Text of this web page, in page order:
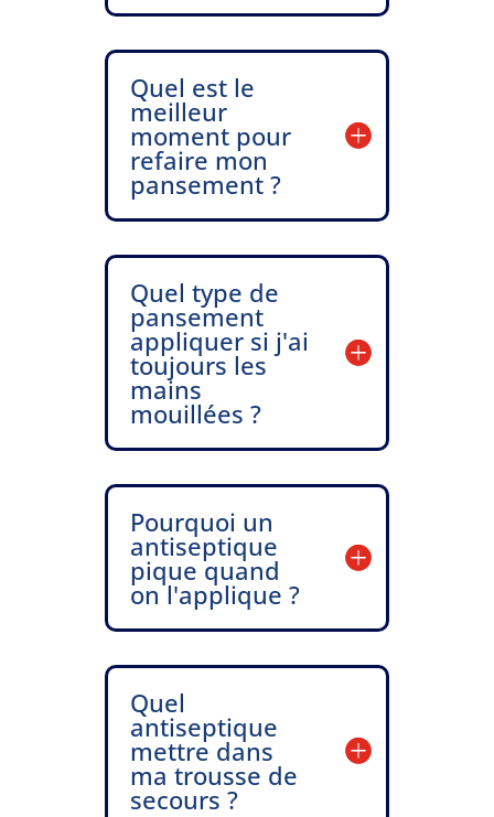
Quel est le
meilleur
moment pour
refaire mon
pansement ?
Quel type de
pansement
appliquer si j'ai
toujours les
mains
mouillées ?
Pourquoi un
antiseptique
pique quand
on l'applique ?
Quel
antiseptique
mettre dans
ma trousse de
secours ?